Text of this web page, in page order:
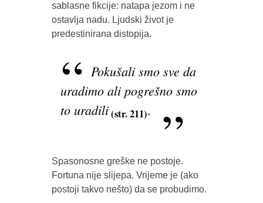
sablasne fikcije: natapa jezom i ne
ostavlja nadu. Ljudski život je
predestinirana distopija.
Pokušali smo sve da
uradimo ali pogrešno smo
to uradili(str. 211).
Spasonosne greške ne postoje.
Fortuna nije slijepa. Vrijeme je (ako
postoji takvo nešto) da se probudimo.